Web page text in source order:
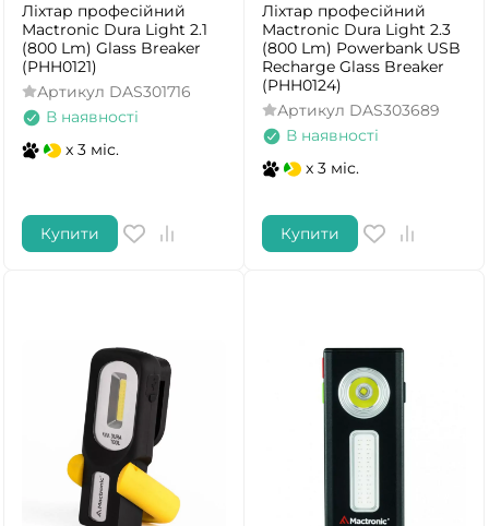
Ліхтар професійний
Mactronic Dura Light 2.1
(800 Lm) Glass Breaker
(PHH0121)
Артикул DAS301716
В наявності
x 3 міс.
Купити
Ліхтар професійний
Mactronic Dura Light 2.3
(800 Lm) Powerbank USB
Recharge Glass Breaker
(PHH0124)
Артикул DAS303689
В наявності
x 3 міс.
Купити